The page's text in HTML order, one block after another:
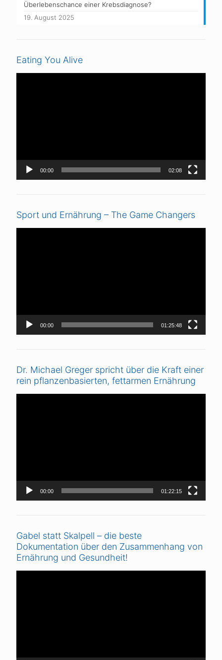
Überlebenschance einer Krebsdiagnose?
19. August 2025
Eating You Alive
00:00 02:08
Sport und Ernährung – The Game Changers
00:00 01:25:48
Dr. Michael Greger spricht über die Kraft einer
rein pflanzenbasierten, fettarmen Ernährung
00:00 01:22:15
Gabel statt Skalpell – die beste
Dokumentation über den Zusammenhang von
Ernährung und Gesundheit!